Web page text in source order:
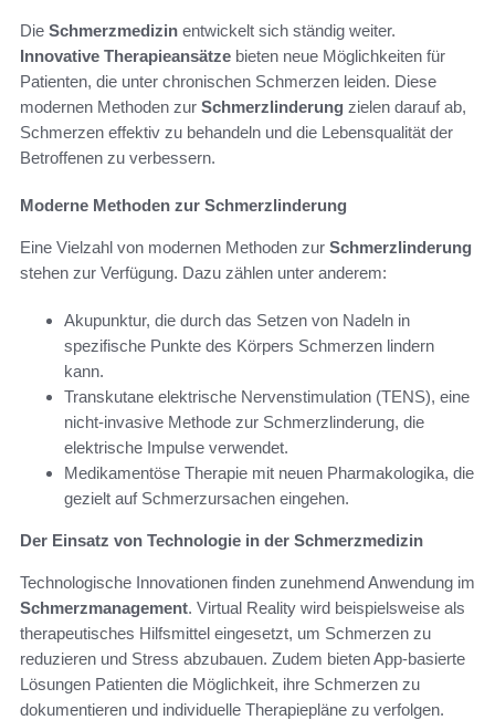
Die Schmerzmedizin entwickelt sich ständig weiter.
Innovative Therapieansätze bieten neue Möglichkeiten für
Patienten, die unter chronischen Schmerzen leiden. Diese
modernen Methoden zur Schmerzlinderung zielen darauf ab,
Schmerzen effektiv zu behandeln und die Lebensqualität der
Betroffenen zu verbessern.
Moderne Methoden zur Schmerzlinderung
Eine Vielzahl von modernen Methoden zur Schmerzlinderung
stehen zur Verfügung. Dazu zählen unter anderem:
Akupunktur, die durch das Setzen von Nadeln in
spezifische Punkte des Körpers Schmerzen lindern
kann.
Transkutane elektrische Nervenstimulation (TENS), eine
nicht-invasive Methode zur Schmerzlinderung, die
elektrische Impulse verwendet.
Medikamentöse Therapie mit neuen Pharmakologika, die
gezielt auf Schmerzursachen eingehen.
Der Einsatz von Technologie in der Schmerzmedizin
Technologische Innovationen finden zunehmend Anwendung im
Schmerzmanagement. Virtual Reality wird beispielsweise als
therapeutisches Hilfsmittel eingesetzt, um Schmerzen zu
reduzieren und Stress abzubauen. Zudem bieten App-basierte
Lösungen Patienten die Möglichkeit, ihre Schmerzen zu
dokumentieren und individuelle Therapiepläne zu verfolgen.